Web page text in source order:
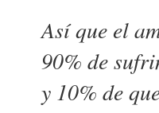
Así que el
90% de
y 10% de